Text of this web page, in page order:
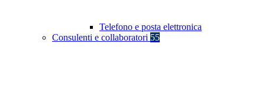
Telefono e posta elettronica
Consulenti e collaboratori 55